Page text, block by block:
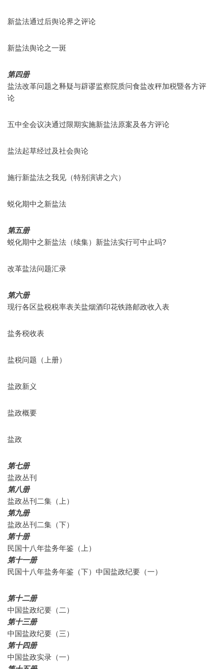
新盐法通过后舆论界之评论
新盐法舆论之一斑
第四册
盐法改革问题之释疑与辟谬监察院质问食盐改秤加税暨各方评
论
五中全会议决通过限期实施新盐法原案及各方评论
盐法起草经过及社会舆论
施行新盐法之我见（特别演讲之六）
蜕化期中之新盐法
第五册
蜕化期中之新盐法（续集）新盐法实行可中止吗?
改革盐法问题汇录
第六册
现行各区盐税税率表关盐烟酒印花铁路邮政收入表
盐务税收表
盐税问题（上册）
盐政新义
盐政概要
盐政
第七册
盐政丛刊
第八册
盐政丛刊二集（上）
第九册
盐政丛刊二集（下）
第十册
民国十八年盐务年鉴（上）
第十一册
民国十八年盐务年鉴（下）中国盐政纪要（一）
第十二册
中国盐政纪要（二）
第十三册
中国盐政纪要（三）
第十四册
中国盐政实录（一）